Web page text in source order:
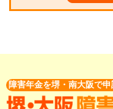
障害年金を堺・南大阪で